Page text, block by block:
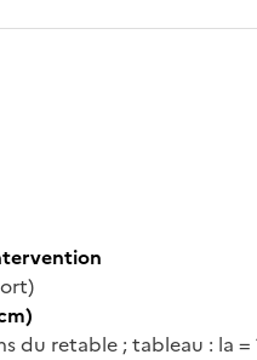
du retable ; tableau : la =